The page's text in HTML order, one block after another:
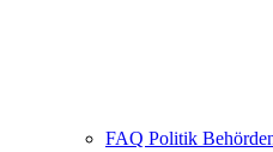
FAQ Politik